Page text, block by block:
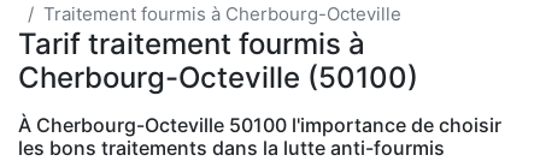
Traitement fourmis à Cherbourg-Octeville
Tarif traitement fourmis à
Cherbourg-Octeville (50100)
À Cherbourg-Octeville 50100 l'importance de choisir
les bons traitements dans la lutte anti-fourmis